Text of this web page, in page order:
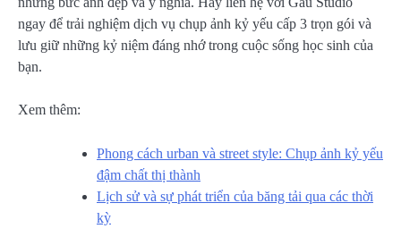
ngay để trải nghiệm dịch vụ chụp ảnh kỷ yếu cấp 3 trọn gói và
lưu giữ những kỷ niệm đáng nhớ trong cuộc sống học sinh của
bạn.
Xem thêm:
Phong cách urban và street style: Chụp ảnh kỷ yếu
đậm chất thị thành
Lịch sử và sự phát triển của băng tải qua các thời
kỳ